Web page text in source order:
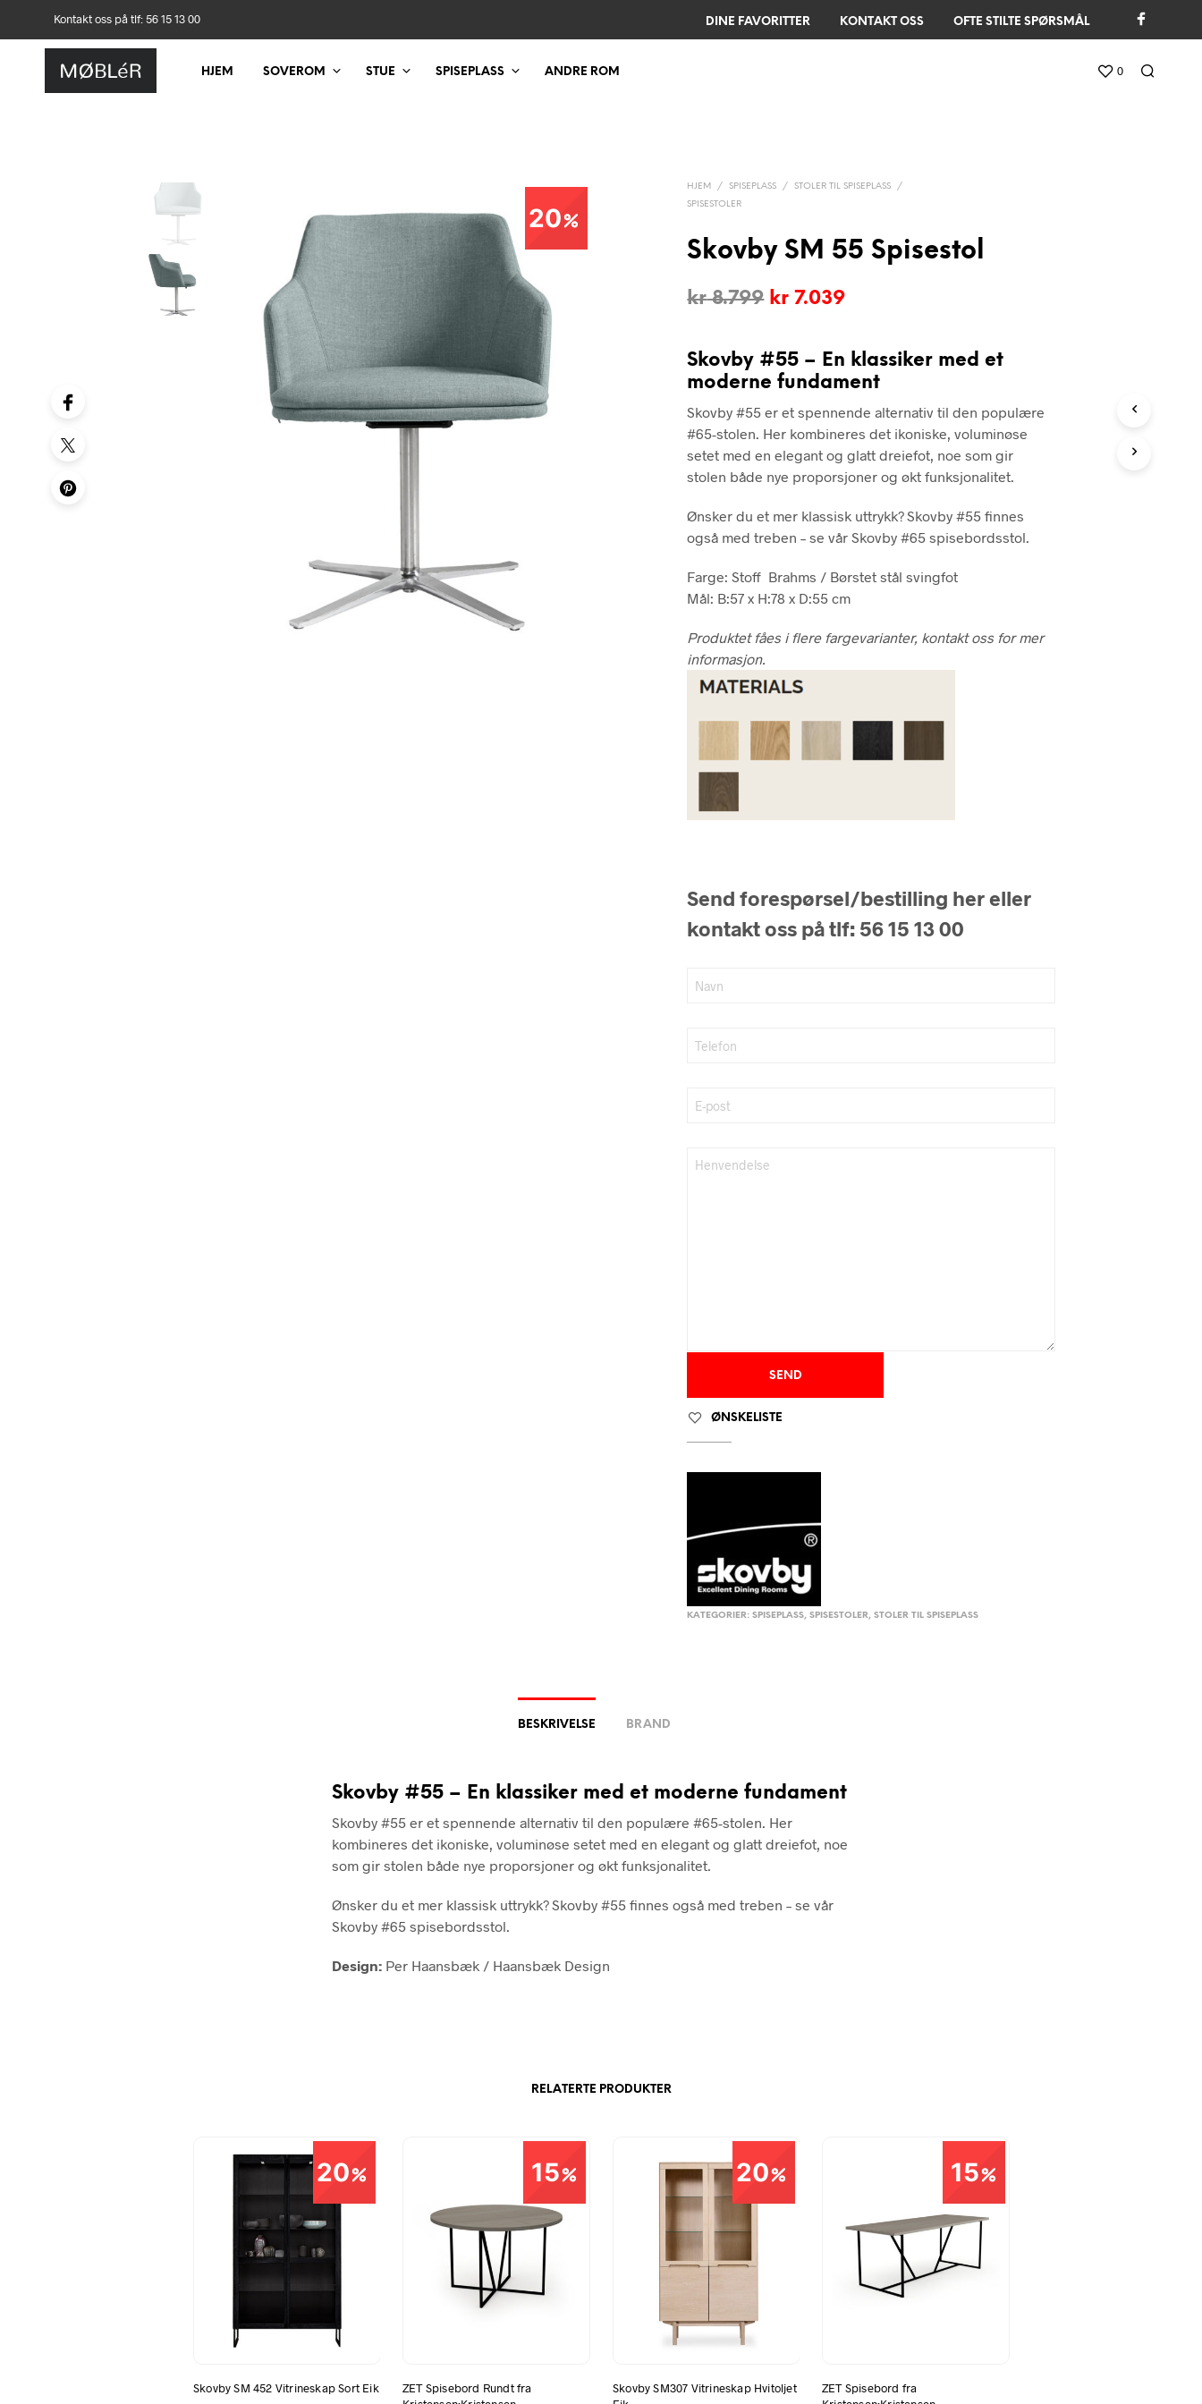
Kontakt oss på tlf: 56 15 13 00 DINE FAVORITTER KONTAKT OSS OFTE STILTE SPØRSMÅL
HJEM SOVEROM STUE SPISEPLASS ANDRE ROM 0
20
HJEM / SPISEPLASS / STOLER TIL SPISEPLASS
/
SPISESTOLER
Skovby SM 55 Spisestol
kr8.799 Opprinnelig
var:
kr 8.799.
kr 7.039Nåværende
er:
kr 7.039.
Skovby #55 – En klassiker med et
moderne fundament
Skovby #55 er et spennende alternativ til den populære
#65-stolen. Her kombineres det ikoniske, voluminøse
setet med en elegant og glatt dreiefot, noe som gir
stolen både nye proporsjoner og økt funksjonalitet.
Ønsker du et mer klassisk uttrykk? Skovby #55 finnes
også med treben – se vår Skovby #65 spisebordsstol.
Farge: Stoff Brahms / Børstet stål svingfot
Mål: B:57 x H:78 x D:55 cm
Produktet fåes i flere fargevarianter, kontakt oss for mer
informasjon.
Send forespørsel/bestilling her eller
kontakt oss på tlf: 56 15 13 00
ØNSKELISTE
KATEGORIER:SPISEPLASS,SPISESTOLER,STOLER TIL SPISEPLASS
BESKRIVELSE BRAND
Skovby #55 – En klassiker med et moderne fundament
Skovby #55 er et spennende alternativ til den populære #65-stolen. Her
kombineres det ikoniske, voluminøse setet med en elegant og glatt dreiefot, noe
som gir stolen både nye proporsjoner og økt funksjonalitet.
Ønsker du et mer klassisk uttrykk? Skovby #55 finnes også med treben – se vår
Skovby #65 spisebordsstol.
Design: Per Haansbæk / Haansbæk Design
RELATERTE PRODUKTER
20
Skovby SM 452 Vitrineskap Sort Eik
15
ZET Spisebord Rundt fra
20
Skovby SM307 Vitrineskap Hvitoljet
15
ZET Spisebord fra